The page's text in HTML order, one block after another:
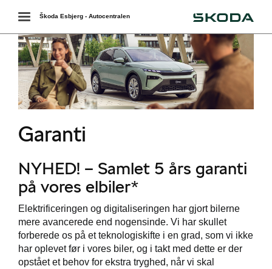
levering
Toggle
navigation
Škoda Esbjerg - Autocentralen
Garanti
NYHED! – Samlet 5 års garanti
på vores elbiler*
Elektrificeringen og digitaliseringen har gjort bilerne
mere avancerede end nogensinde. Vi har skullet
forberede os på et teknologiskifte i en grad, som vi ikke
har oplevet før i vores biler, og i takt med dette er der
opstået et behov for ekstra tryghed, når vi skal